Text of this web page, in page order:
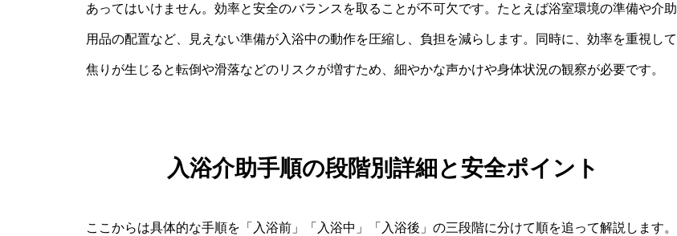
あってはいけません。効率と安全のバランスを取ることが不可欠です。たとえば浴室環境の準備や介助
用品の配置など、見えない準備が入浴中の動作を圧縮し、負担を減らします。同時に、効率を重視して
焦りが生じると転倒や滑落などのリスクが増すため、細やかな声かけや身体状況の観察が必要です。
入浴介助手順の段階別詳細と安全ポイント
ここからは具体的な手順を「入浴前」「入浴中」「入浴後」の三段階に分けて順を追って解説します。